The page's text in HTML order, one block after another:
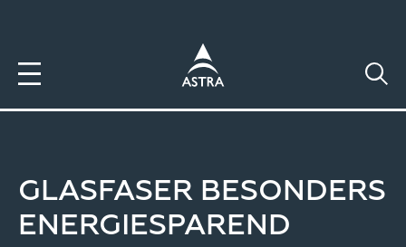
GLASFASER BESONDERS
ENERGIESPAREND